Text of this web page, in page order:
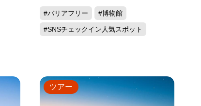
#バリアフリー #博物館
#SNSチェックイン人気スポット
ツアー